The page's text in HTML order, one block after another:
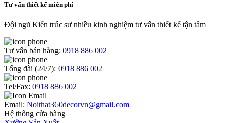
Tư vấn thiết kế miễn phí
Đội ngũ Kiến trúc sư nhiều kinh nghiệm tư vấn thiết kế tận tâm
Tư vấn bán hàng: 0918 886 002
Tổng đài (24/7): 0918 886 002
Tel/Fax: 0918 886 002
Email: Noithat360decorvn@gmail.com
Hệ thống cửa hàng